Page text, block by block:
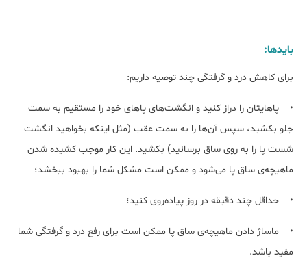
بایدها:
برای کاهش درد و گرفتگی چند توصیه داریم:
• پاهایتان را دراز كنید و انگشت‌های پاهای خود را مستقیم به سمت
جلو بكشید، سپس آن‌ها را به سمت عقب (مثل اینكه بخواهید انگشت
شست پا را به روی ساق برسانید) بكشید. این كار موجب كشیده شدن
ماهیچه‌ی ساق پا می‌شود و ممكن است مشكل شما را بهبود ببخشد؛
• حداقل چند دقیقه در روز پیاده‌روی کنید؛
• ماساژ دادن ماهیچه‌ی ساق پا ممكن است برای رفع درد و گرفتگی شما
مفید باشد.